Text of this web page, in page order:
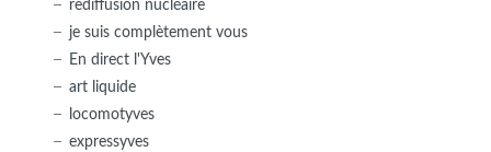
rediffusion nucléaire
je suis complètement vous
En direct l'Yves
art liquide
locomotyves
expressyves